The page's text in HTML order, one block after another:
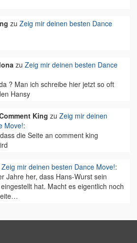
zu Zeig mir deinen besten Dance
zu Zeig mir deinen besten Dance
? Man ich schreibe hier jetzt so oft
Hansy
King zu Zeig mir deinen
Move!:
die Seite an comment king
Zeig mir deinen besten Dance Move!:
Jahre her, dass Hans-Wurst sein
hat. Macht es eigentlich noch